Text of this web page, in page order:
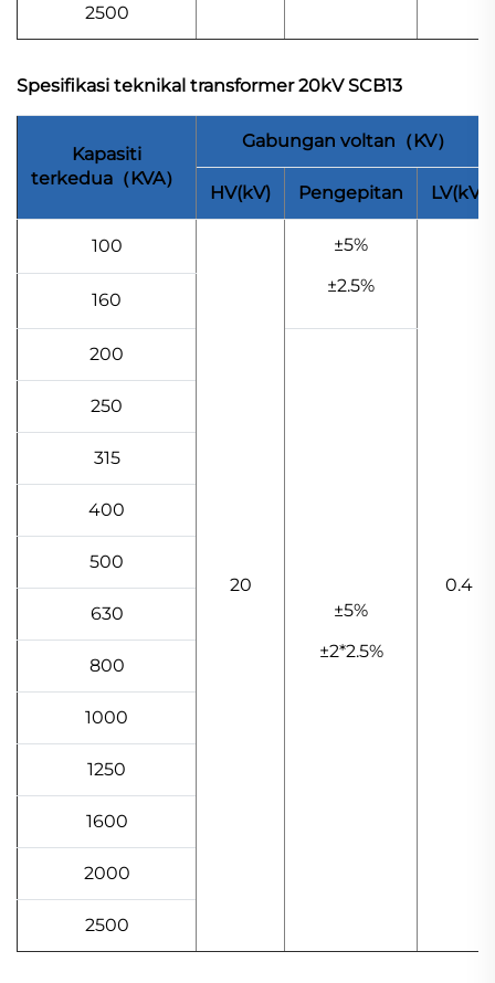
2500
Spesifikasi teknikal transformer 20kV SCB13
Kapasiti
terkedua（KVA）
Gabungan voltan（KV）
HV(kV) Pengepitan LV(kV)
100
20
±5%
±2.5%
0.4
160
200
±5%
±2*2.5%
250
315
400
500
630
800
1000
1250
1600
2000
2500